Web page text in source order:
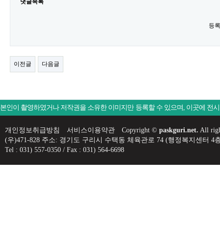
댓글목록
등
이전글 다음글
본인이 촬영하였거나 저작권을 소유한 이미지만 등록할 수 있으며, 이곳에 전
개인정보취급방침 서비스이용약관 Copyright © paskguri.net. All
(우)471-828 주소: 경기도 구리시 수택동 체육관로 74 (행정복지센터
Tel : 031) 557-0350 / Fax : 031) 564-6698